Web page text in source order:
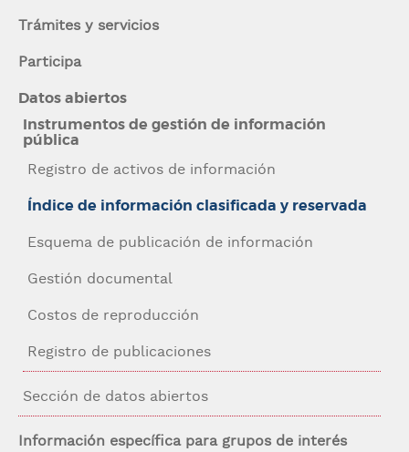
Navegación
contexto
Trámites y servicios
Participa
Datos abiertos
Instrumentos de gestión de información
pública
Registro de activos de información
Índice de información clasificada y reservada
Esquema de publicación de información
Gestión documental
Costos de reproducción
Registro de publicaciones
Sección de datos abiertos
Información específica para grupos de interés